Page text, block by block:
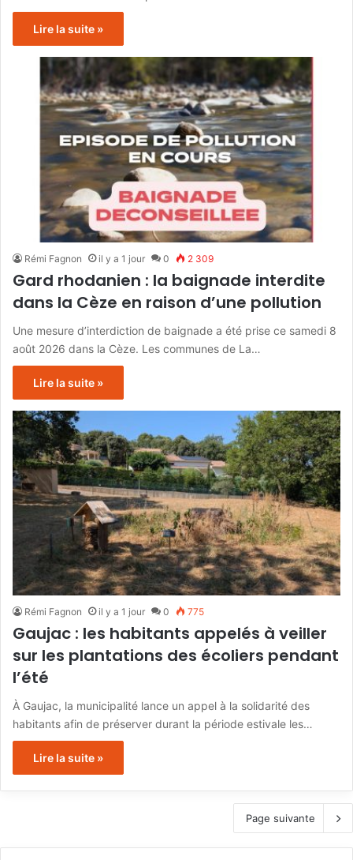
Lire la suite »
Rémi Fagnon il y a 1 jour 0 2 309
Gard rhodanien : la baignade interdite
dans la Cèze en raison d’une pollution
Une mesure d’interdiction de baignade a été prise ce samedi 8
août 2026 dans la Cèze. Les communes de La…
Lire la suite »
Rémi Fagnon il y a 1 jour 0 775
Gaujac : les habitants appelés à veiller
sur les plantations des écoliers pendant
l’été
À Gaujac, la municipalité lance un appel à la solidarité des
habitants afin de préserver durant la période estivale les…
Lire la suite »
Page suivante